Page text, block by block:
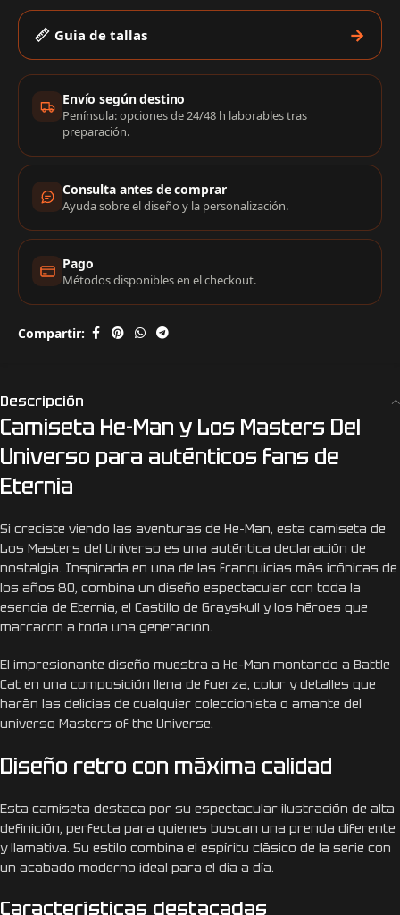
Guia de tallas
Información de compra
Envío según destino
Península: opciones de 24/48 h laborables tras
preparación.
Consulta antes de comprar
Ayuda sobre el diseño y la personalización.
Pago
Métodos disponibles en el checkout.
Compartir:
Descripción
Camiseta He-Man y Los Masters Del
Universo para auténticos fans de
Eternia
Si creciste viendo las aventuras de He-Man, esta camiseta de
Los Masters del Universo es una auténtica declaración de
nostalgia. Inspirada en una de las franquicias más icónicas de
los años 80, combina un diseño espectacular con toda la
esencia de Eternia, el Castillo de Grayskull y los héroes que
marcaron a toda una generación.
El impresionante diseño muestra a He-Man montando a Battle
Cat en una composición llena de fuerza, color y detalles que
harán las delicias de cualquier coleccionista o amante del
universo Masters of the Universe.
Diseño retro con máxima calidad
Esta camiseta destaca por su espectacular ilustración de alta
definición, perfecta para quienes buscan una prenda diferente
y llamativa. Su estilo combina el espíritu clásico de la serie con
un acabado moderno ideal para el día a día.
Características destacadas